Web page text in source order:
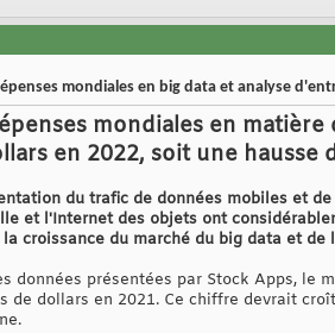
mondiales en big data et analyse
mondiales en
en 2022, soit une hausse
du trafic de données mobiles et
et l'Internet des objets ont
croissance du marché du big data et de
données présentées par Stock Apps, le
de dollars en 2021. Ce chiffre devrait